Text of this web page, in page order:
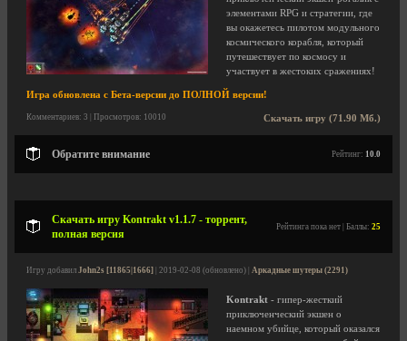
элементами RPG и стратегии, где
вы окажетесь пилотом модульного
космического корабля, который
путешествует по космосу и
участвует в жестоких сражениях!
Игра обновлена с Бета-версии до ПОЛНОЙ версии!
Скачать игру (71.90 Мб.)
Комментариев: 3 | Просмотров: 10010
Обратите внимание Рейтинг: 10.0
Скачать игру Kontrakt v1.1.7 - торрент,
полная версия
Рейтинга пока нет | Баллы: 25
Игру добавил John2s [11865|1666] | 2019-02-08 (обновлено) | Аркадные шутеры (2291)
Kontrakt - гипер-жесткий
приключенческий экшен о
наемном убийце, который оказался